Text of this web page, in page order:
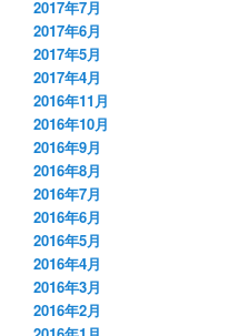
2017年7月
2017年6月
2017年5月
2017年4月
2016年11月
2016年10月
2016年9月
2016年8月
2016年7月
2016年6月
2016年5月
2016年4月
2016年3月
2016年2月